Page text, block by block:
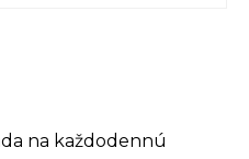
na každodennú